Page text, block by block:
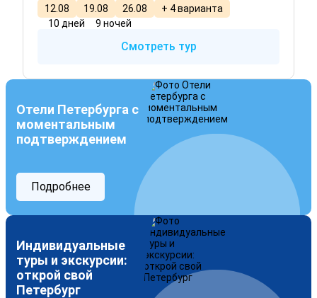
12.08
19.08 26.08
+ 4 варианта
10 дней
9 ночей
Смотреть тур
Отели Петербурга с
моментальным
подтверждением
Подробнее
Индивидуальные
туры и экскурсии:
открой свой
Петербург